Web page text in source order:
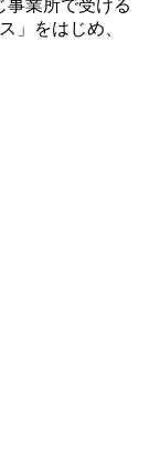
事業所で受ける
」をはじめ、